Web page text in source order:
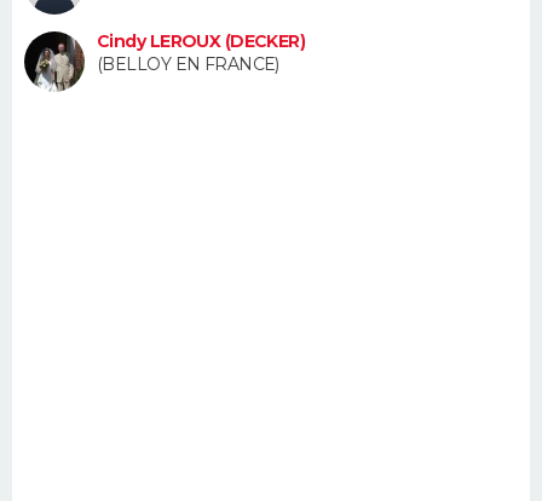
Cindy LEROUX (DECKER)
(BELLOY EN FRANCE)